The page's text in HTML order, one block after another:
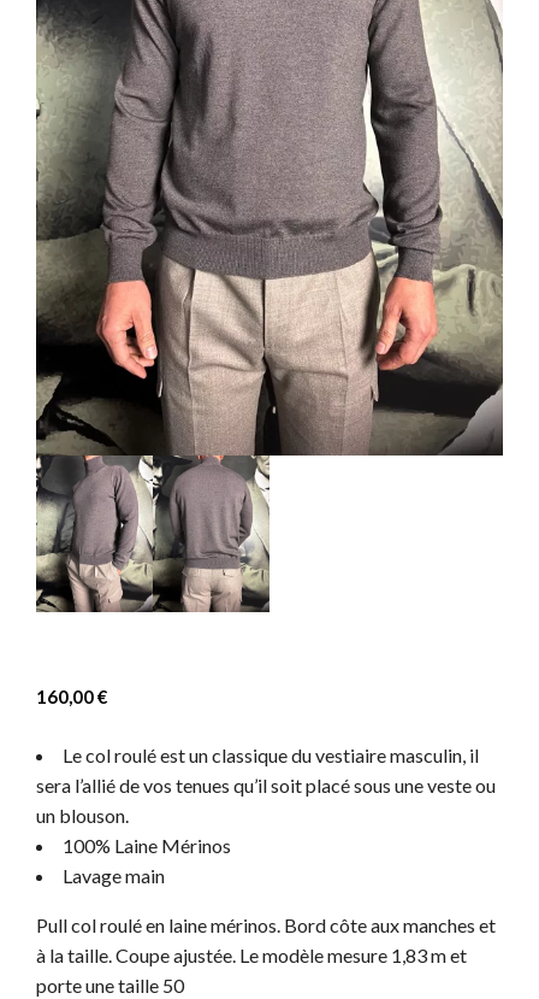
160,00€
Le col roulé est un classique du vestiaire masculin, il
sera l’allié de vos tenues qu’il soit placé sous une veste ou
un blouson.
100% Laine Mérinos
Lavage main
Pull col roulé en laine mérinos. Bord côte aux manches et
à la taille. Coupe ajustée. Le modèle mesure 1,83 m et
porte une taille 50